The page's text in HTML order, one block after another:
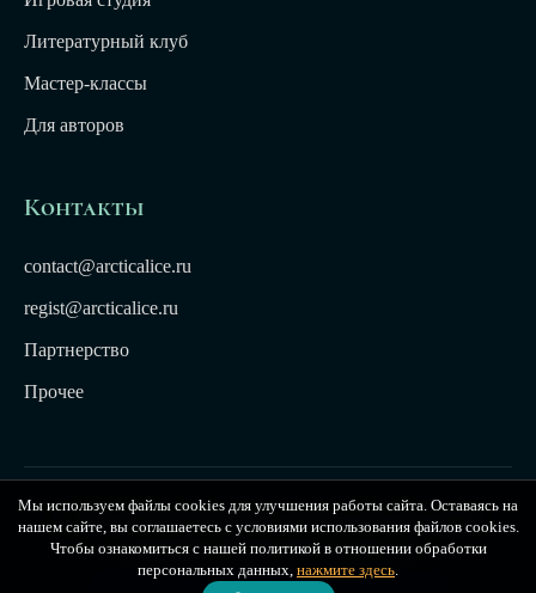
Литературный клуб
Мастер-классы
Для авторов
Контакты
contact@arcticalice.ru
regist@arcticalice.ru
Партнерство
Прочее
© 2022-2026 Издательство Арктики Лёд. Все права
защищены. Издательство Arctic Ice
Публичная оферта|Политика конфиденциальности
Мы используем файлы cookies для улучшения работы сайта. Оставаясь на
нашем сайте, вы соглашаетесь с условиями использования файлов cookies.
Чтобы ознакомиться с нашей политикой в отношении обработки
персональных данных, нажмите здесь.